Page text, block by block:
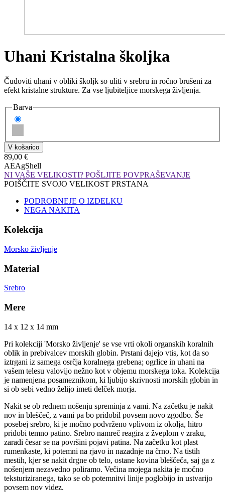
Uhani Kristalna školjka
Čudoviti uhani v obliki školjk so uliti v srebru in ročno brušeni za
efekt kristalne strukture. Za vse ljubiteljice morskega življenja.
Barva
89,00 €
AEAgShell
NI VAŠE VELIKOSTI? POŠLJITE POVPRAŠEVANJE
POIŠČITE SVOJO VELIKOST PRSTANA
PODROBNEJE O IZDELKU
NEGA NAKITA
Kolekcija
Morsko življenje
Material
Srebro
Mere
14 x 12 x 14 mm
Pri kolekciji 'Morsko življenje' se vse vrti okoli organskih koralnih
oblik in prebivalcev morskih globin. Prstani dajejo vtis, kot da so
iztrgani iz samega osrčja koralnega grebena; ogrlice in uhani na
vašem telesu valovijo nežno kot v objemu morskega toka. Kolekcija
je namenjena posameznikom, ki ljubijo skrivnosti morskih globin in
si ob sebi vedno želijo imeti delček morja.
Nakit se ob rednem nošenju spreminja z vami. Na začetku je nakit
nov in bleščeč, z vami pa bo pridobil povsem novo zgodbo. Še
posebej srebro, ki je močno podvrženo vplivom iz okolja, hitro
pridobi temno patino. Srebro namreč reagira z žveplom v zraku,
zaradi česar se na površini pojavi patina. Na začetku kot plast
rumenkaste, ki potemni na rjavo in nazadnje na črno. Na tistih
mestih, kjer se nakit drgne ob telo, ostane kovina bleščeča, saj ga z
nošenjem nezavedno poliramo. Večina mojega nakita je močno
teksturiziranega, tako se ob potemnitvi linije poglobijo in ustvarijo
povsem nov videz.